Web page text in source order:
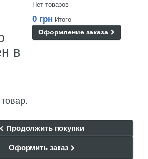
Нет товаров
0 грн Итого
Оформление заказа
в
Продолжить покупки
Оформить заказ